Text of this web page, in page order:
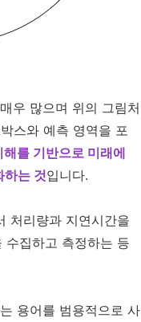
우 많으며 위의 그림처
스와 예측 영역을 포
를 기반으로 미래에
하는 것입니다.
처리량과 지연시간을
집하고 측정하는 등
용어를 범용적으로 사